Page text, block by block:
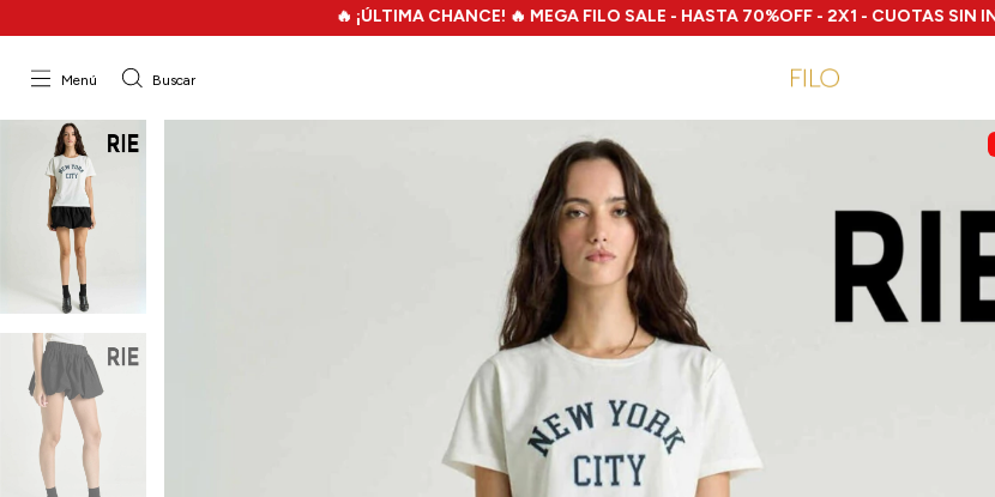
🔥 ¡ÚLTIMA CHANCE! 🔥 MEGA FILO SALE - HASTA 70%OFF - 2X1 - CUOTAS SIN INTERÉS 🔥
Menú Buscar